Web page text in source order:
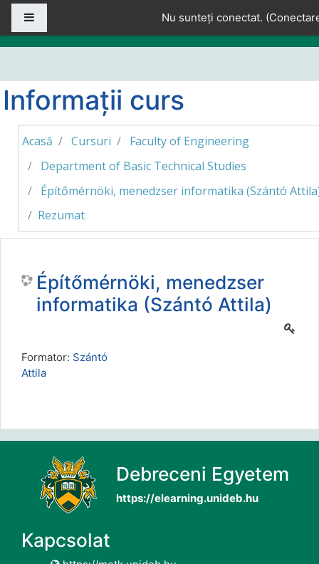
Sari la conţinutul principal
Nu sunteți conectat. (
Informații curs
Acasă Cursuri
Faculty of Engineering
Department of Basic Technical Studies
Építőmérnöki, menedzser informatika (Szántó
Rezumat
Építőmérnöki, menedzser
informatika (Szántó Attila)
Formator: Szántó
Attila
Debreceni Egyetem
https://elearning.unideb.hu
Kapcsolat